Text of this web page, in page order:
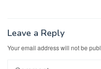
Leave a Reply
Your email address will not be